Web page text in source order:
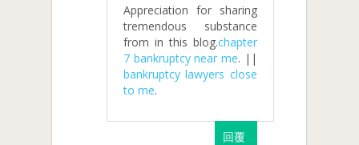
Appreciation for sharing
tremendous substance
from in this blog.chapter
7 bankruptcy near me. ||
bankruptcy lawyers close
to me.
回覆